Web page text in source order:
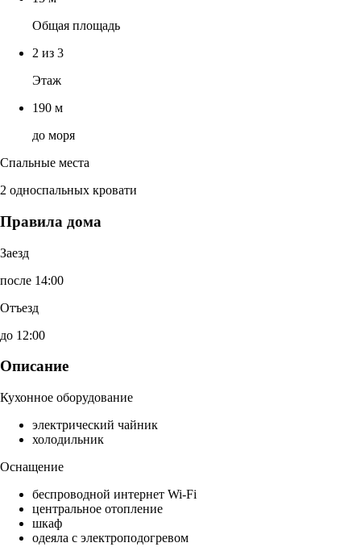
Общая площадь
2 из 3
Этаж
190 м
до моря
Спальные места
2 односпальных кровати
Правила дома
Заезд
после 14:00
Отъезд
до 12:00
Описание
Кухонное оборудование
электрический чайник
холодильник
Оснащение
беспроводной интернет Wi-Fi
центральное отопление
шкаф
одеяла с электроподогревом